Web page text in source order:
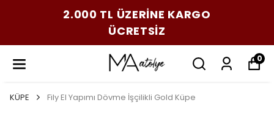
2.000 TL ÜZERİNE KARGO
ÜCRETSİZ
0
KÜPE Fily El Yapımı Dövme İşçilikli Gold Küpe